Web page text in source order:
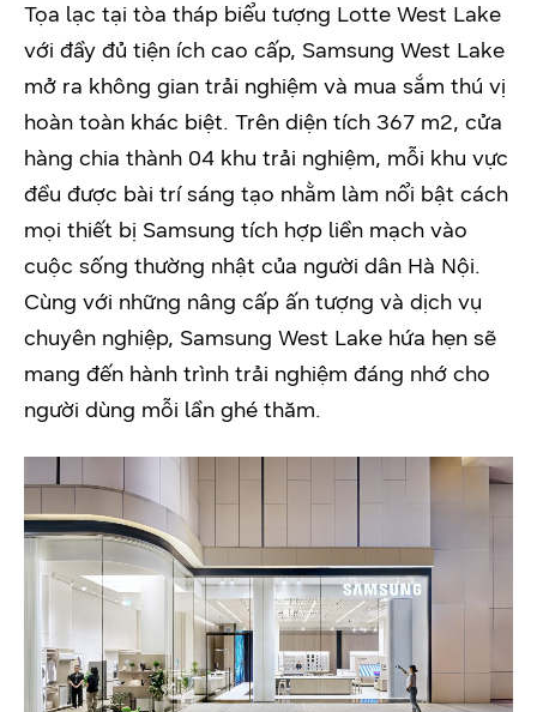
Tọa lạc tại tòa tháp biểu tượng Lotte West Lake
với đầy đủ tiện ích cao cấp, Samsung West Lake
mở ra không gian trải nghiệm và mua sắm thú vị
hoàn toàn khác biệt. Trên diện tích 367 m2, cửa
hàng chia thành 04 khu trải nghiệm, mỗi khu vực
đều được bài trí sáng tạo nhằm làm nổi bật cách
mọi thiết bị Samsung tích hợp liền mạch vào
cuộc sống thường nhật của người dân Hà Nội.
Cùng với những nâng cấp ấn tượng và dịch vụ
chuyên nghiệp, Samsung West Lake hứa hẹn sẽ
mang đến hành trình trải nghiệm đáng nhớ cho
người dùng mỗi lần ghé thăm.